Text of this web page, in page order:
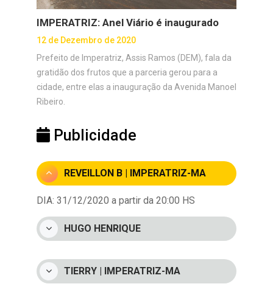
IMPERATRIZ: Anel Viário é inaugurado
12 de Dezembro de 2020
Prefeito de Imperatriz, Assis Ramos (DEM), fala da
gratidão dos frutos que a parceria gerou para a
cidade, entre elas a inauguração da Avenida Manoel
Ribeiro.
Publicidade
REVEILLON B | IMPERATRIZ-MA
DIA: 31/12/2020 a partir da 20:00 HS
HUGO HENRIQUE
TIERRY | IMPERATRIZ-MA